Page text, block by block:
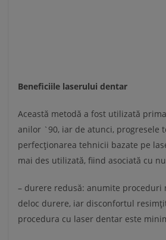
Beneficiile laserului dentar
Această metodă a fost utilizată
anilor `90, iar de atunci, progresele
perfecționarea tehnicii bazate pe
mai des utilizată, fiind asociată cu
– durere redusă: anumite proceduri
deloc durere, iar disconfortul
procedura cu laser dentar este